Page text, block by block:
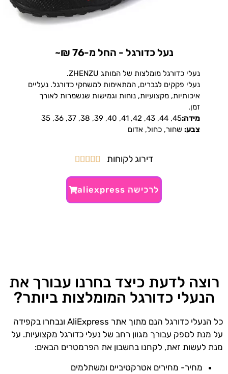
נעל כדורגל - החל מ-76 ₪~
נעלי כדורגל מומלצות של המותג ZHENZU.
נעלי פקקים לגברים, המתאימות למשחקי כדורגל. נעליים
איכותיות, מקצועיות, נוחות וגמישות שנשמרות לאורך
זמן.
מידה:45, 44, 43, 42, 41, 40, 39, 38, 37, 36, 35
צבע: שחור, כחול, אדום
דירוג לקוחות 




לרכישה aliexpress
רוצה לדעת כיצד בחרנו עבורך את
הנעלי כדורגל המומלצות ביותר?
כל הנעלי כדורגל הנם מתוך אתר AliExpress ונבחרו בקפידה
על מנת לספק עבורך מגוון רחב של נעלי כדורגל מקצועיות. על
מנת לעשות זאת, לקחנו בחשבון את הפרמטרים הבאים:
מחיר- מחירים אטרקטיביים ומשתלמים